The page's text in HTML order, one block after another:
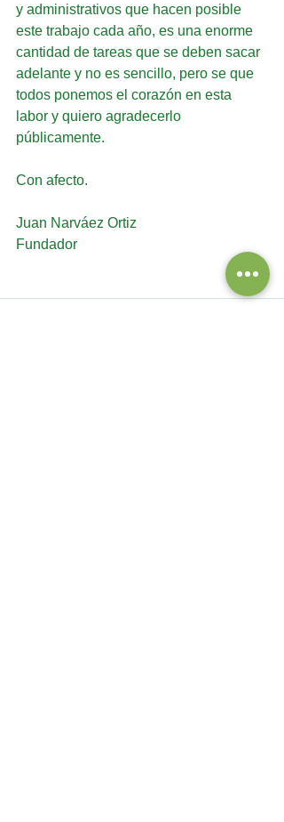
y administrativos que hacen posible
este trabajo cada año, es una enorme
cantidad de tareas que se deben sacar
adelante y no es sencillo, pero se que
todos ponemos el corazón en esta
labor y quiero agradecerlo
públicamente.
Con afecto.
Juan Narváez Ortiz
Fundador